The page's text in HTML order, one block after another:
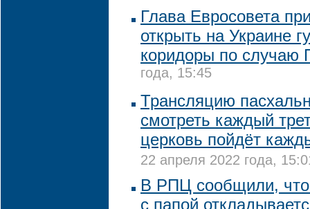
Глава Евросовета
открыть на Украине
коридоры по случаю
года, 15:45
Трансляцию
смотреть каждый
церковь пойдёт
22 апреля 2022 года,
В РПЦ сообщили, что
с папой